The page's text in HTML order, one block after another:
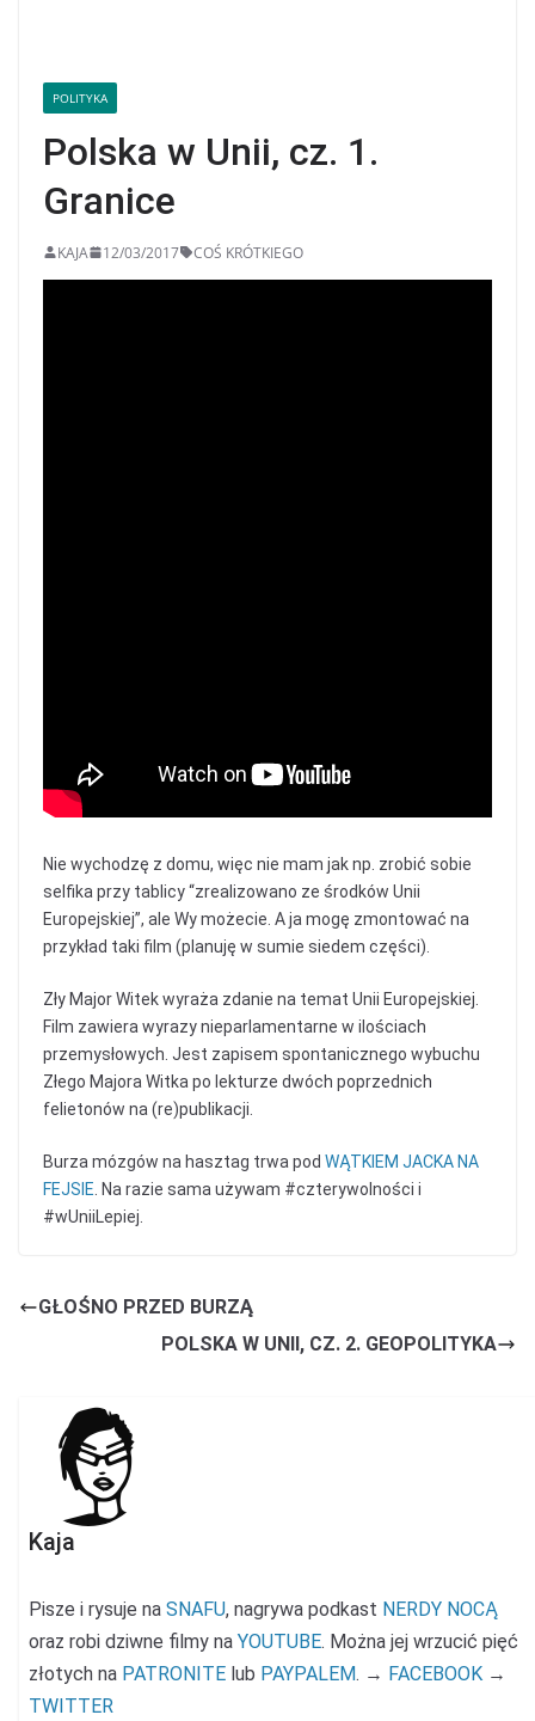
POLITYKA
Polska w Unii, cz. 1.
Granice
KAJA 12/03/2017 COŚ KRÓTKIEGO
Nie wychodzę z domu, więc nie mam jak np. zrobić sobie
selfika przy tablicy “zrealizowano ze środków Unii
Europejskiej”, ale Wy możecie. A ja mogę zmontować na
przykład taki film (planuję w sumie siedem części).
Zły Major Witek wyraża zdanie na temat Unii Europejskiej.
Film zawiera wyrazy nieparlamentarne w ilościach
przemysłowych. Jest zapisem spontanicznego wybuchu
Złego Majora Witka po lekturze dwóch poprzednich
felietonów na (re)publikacji.
Burza mózgów na hasztag trwa pod WĄTKIEM JACKA NA
FEJSIE . Na razie sama używam #czterywolności i
#wUniiLepiej.
GŁOŚNO PRZED BURZĄ
POLSKA W UNII, CZ. 2. GEOPOLITYKA
Kaja
Pisze i rysuje naSNAFU, nagrywa podkast NERDY NOCĄ
oraz robi dziwne filmy naYOUTUBE. Można jej wrzucić pięć
złotych na PATRONITE lub PAYPALEM. → FACEBOOK →
TWITTER